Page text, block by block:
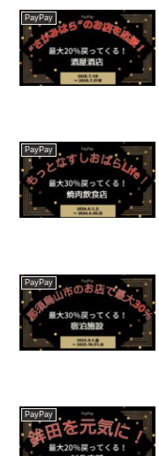
PayPay
PayPay
PayPay
PayPay